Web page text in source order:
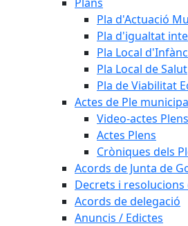
Pla d'Actuació
Pla d'igualtat
Pla Local
Pla Local de Salut
Pla de Viabilitat
Actes de Ple
Video-actes Plens
Actes Plens
Cròniques dels
Acords de Junta de
Decrets i resolucions
Acords de delegació
Anuncis / Edictes